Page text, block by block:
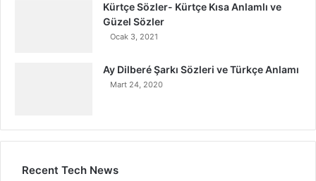
Kürtçe Sözler- Kürtçe Kısa Anlamlı ve
Güzel Sözler
Ocak 3, 2021
Ay Dilberé Şarkı Sözleri ve Türkçe Anlamı
Mart 24, 2020
Recent Tech News